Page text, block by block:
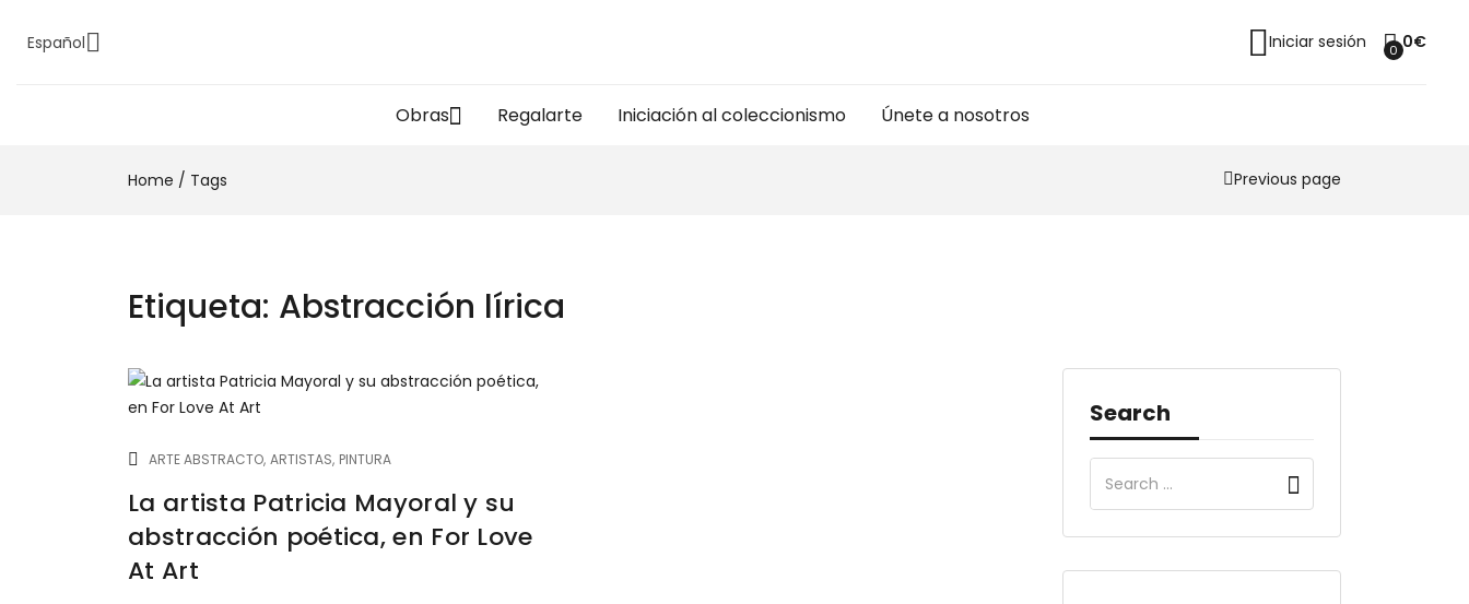
Español Iniciar sesión 0 0€
Obras Regalarte Iniciación al coleccionismo Únete a nosotros
Home / Tags Previous page
Etiqueta: Abstracción lírica
Search
ARTE ABSTRACTO ARTISTAS PINTURA
La artista Patricia Mayoral y su
abstracción poética, en For Love
At Art